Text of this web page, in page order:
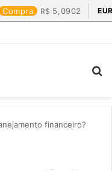
Compra 5,0902
a pena
financeiro?